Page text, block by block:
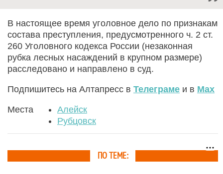
В настоящее время уголовное дело по признакам
состава преступления, предусмотренного ч. 2 ст.
260 Уголовного кодекса России (незаконная
рубка лесных насаждений в крупном размере)
расследовано и направлено в суд.
Подпишитесь на Алтапресс в Телеграме и в Max
Места
Алейск
Рубцовск
ПО ТЕМЕ: